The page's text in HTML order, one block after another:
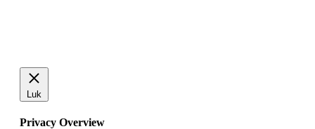
Luk
Privacy Overview